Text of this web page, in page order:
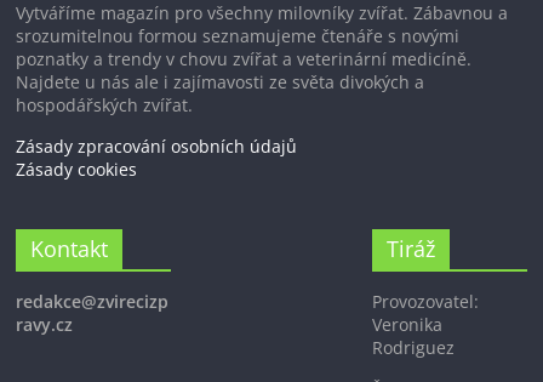
Vytváříme magazín pro všechny milovníky zvířat. Zábavnou a
srozumitelnou formou seznamujeme čtenáře s novými
poznatky a trendy v chovu zvířat a veterinární medicíně.
Najdete u nás ale i zajímavosti ze světa divokých a
hospodářských zvířat.
Zásady zpracování osobních údajů
Zásady cookies
Kontakt
redakce@zvirecizp
ravy.cz
Tiráž
Provozovatel:
Veronika
Rodriguez